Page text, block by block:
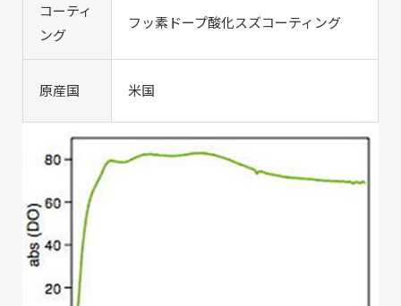
コーティ
ング
フッ素ドープ酸化スズコーティング
原産国 米国